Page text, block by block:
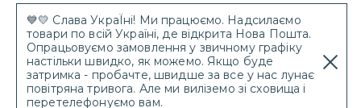
💙💛 Слава УкраЇні! Ми працюємо. Надсилаємо
товари по всій Україні, де відкрита Нова Пошта.
Опрацьовуємо замовлення у звичному графіку
настільки швидко, як можемо. Якщо буде
затримка - пробачте, швидше за все у нас лунає
повітряна тривога. Але ми виліземо зі сховища і
перетелефонуємо вам.